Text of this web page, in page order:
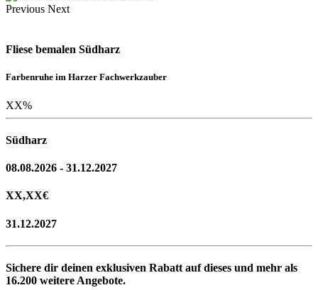
Previous Next
Fliese bemalen Südharz
Farbenruhe im Harzer Fachwerkzauber
XX%
Südharz
08.08.2026 - 31.12.2027
XX,XX€
31.12.2027
Sichere dir deinen exklusiven Rabatt auf dieses und mehr als
16.200 weitere Angebote.